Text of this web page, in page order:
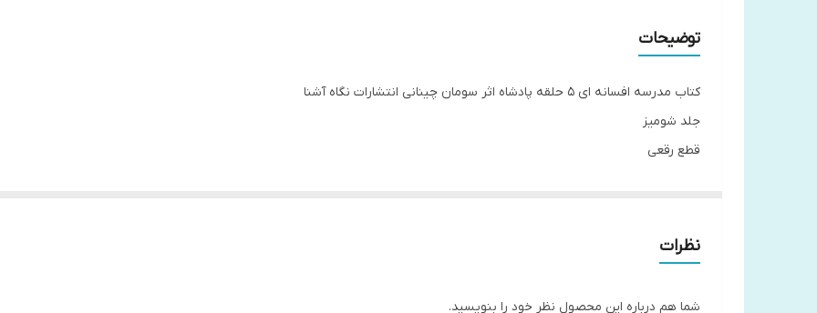
توضیحات
کتاب مدرسه افسانه ای 5 حلقه پادشاه اثر سومان چینانی انتشارات نگاه آشنا
جلد شومیز
قطع رقعی
نظرات
شما هم درباره این محصول نظر خود را بنویسید.